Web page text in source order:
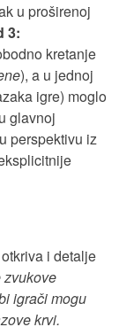
u proširenoj
3:
kretanje
), a u jednoj
igre) moglo
glavnoj
perspektivu iz
i detalje
zvukove
igrači mogu
krvi.